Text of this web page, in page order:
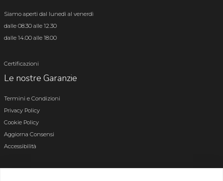
Siamo aperti dal lunedì al venerdì
dalle 08.30 alle 12.30
dalle 14.00 alle 18.00
Certificazioni
Le nostre Garanzie
Termini e Condizioni
Privacy Policy
Cookie Policy
Aggiorna Consensi
Accessibilità